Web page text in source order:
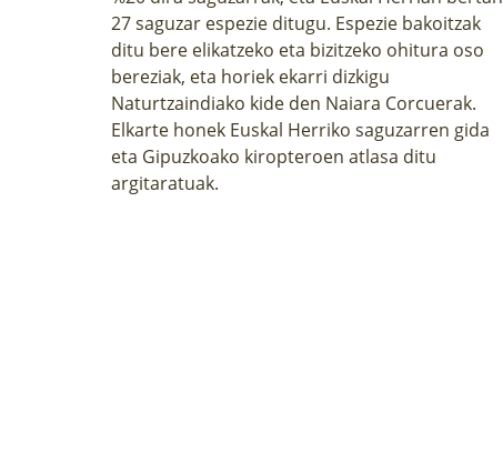
27 saguzar espezie ditugu. Espezie bakoitzak
ditu bere elikatzeko eta bizitzeko ohitura oso
bereziak, eta horiek ekarri dizkigu
Naturtzaindiako kide den Naiara Corcuerak.
Elkarte honek Euskal Herriko saguzarren gida
eta Gipuzkoako kiropteroen atlasa ditu
argitaratuak.